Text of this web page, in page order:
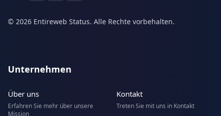
© 2026 Entireweb Status. Alle Rechte vorbehalten.
Unternehmen
Über uns
Erfahren Sie mehr über unsere
Mission
Kontakt
Treten Sie mit uns in Kontakt